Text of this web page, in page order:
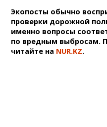
Экопосты обычно
проверки дорожной
именно вопросы
по вредным выбросам.
читайте на NUR.KZ.